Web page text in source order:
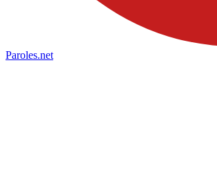
Paroles.net